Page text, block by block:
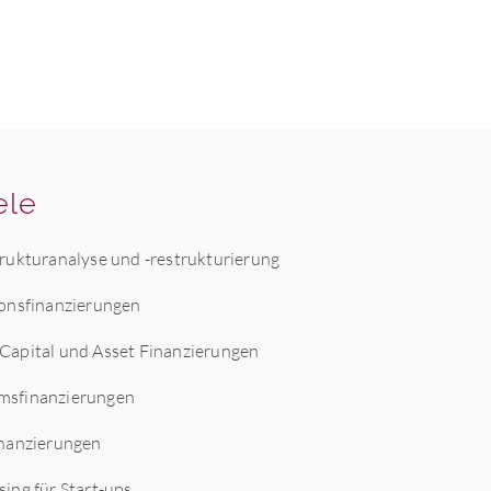
und -restrukturierung
und Asset Finanzierungen